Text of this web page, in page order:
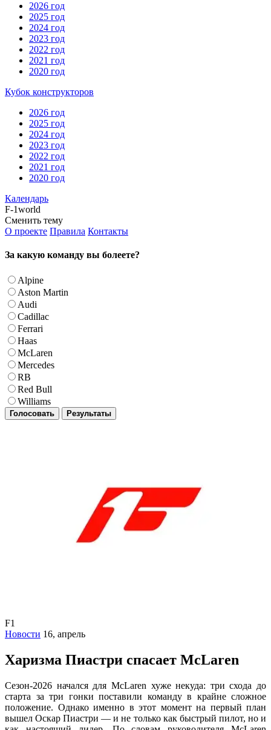
2026 год
2025 год
2024 год
2023 год
2022 год
2021 год
2020 год
Кубок конструкторов
2026 год
2025 год
2024 год
2023 год
2022 год
2021 год
2020 год
Календарь
F-1world
Сменить тему
О проекте Правила Контакты
За какую команду вы болеете?
Alpine
Aston Martin
Audi
Cadillac
Ferrari
Haas
McLaren
Mercedes
RB
Red Bull
Williams
Голосовать Результаты
F1
Новости 16, апрель
Харизма Пиастри спасает McLaren
Сезон-2026 начался для McLaren хуже некуда: три схода до
старта за три гонки поставили команду в крайне сложное
положение. Однако именно в этот момент на первый план
вышел Оскар Пиастри — и не только как быстрый пилот, но и